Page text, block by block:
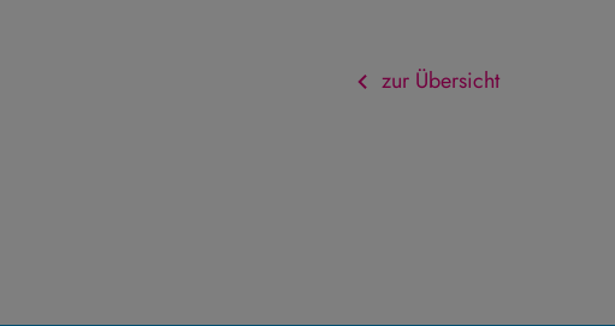
zur Übersicht